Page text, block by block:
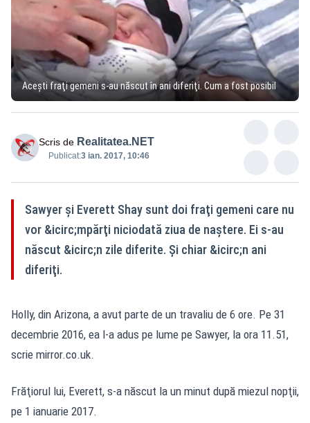
Aceşti fraţi gemeni s-au născut în ani diferiţi. Cum a fost posibil
Scris de Realitatea.NET
Publicat:3 ian. 2017, 10:46
Sawyer şi Everett Shay sunt doi fraţi gemeni care nu
vor &icirc;mpărţi niciodată ziua de naştere. Ei s-au
născut &icirc;n zile diferite. Şi chiar &icirc;n ani
diferiţi.
Holly, din Arizona, a avut parte de un travaliu de 6 ore. Pe 31
decembrie 2016, ea l-a adus pe lume pe Sawyer, la ora 11.51,
scrie mirror.co.uk.
Frăţiorul lui, Everett, s-a născut la un minut după miezul nopţii,
pe 1 ianuarie 2017.